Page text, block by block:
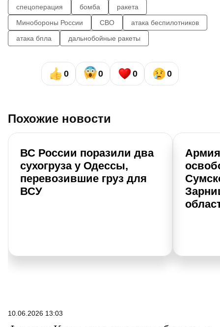
спецоперация бомба
ракета
Минобороны России
СВО
атака беспилотников
атака бпла
дальнобойные ракеты
0 0 0 0
Похожие новости
ВС России поразили два
сухогруза у Одессы,
перевозившие груз для
ВСУ
10.06.2026 13:03